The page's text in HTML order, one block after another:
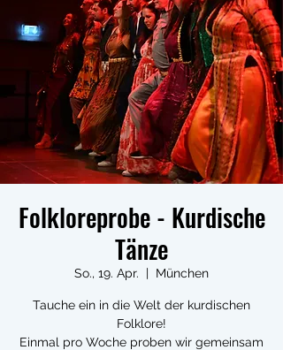
Folkloreprobe - Kurdische
Tänze
So., 19. Apr.
  |
München
Tauche ein in die Welt der kurdischen
Folklore!
Einmal pro Woche proben wir gemeinsam